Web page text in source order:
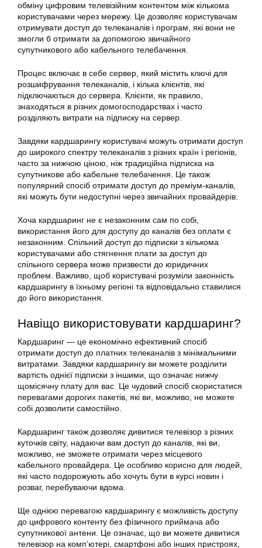
обміну цифровим телевізійним контентом між кількома
користувачами через мережу. Це дозволяє користувачам
отримувати доступ до телеканалів і програм, які вони не
змогли б отримати за допомогою звичайного
супутникового або кабельного телебачення.
Процес включає в себе сервер, який містить ключі для
розшифрування телеканалів, і кілька клієнтів, які
підключаються до сервера. Клієнти, як правило,
знаходяться в різних домогосподарствах і часто
розділяють витрати на підписку на сервер.
Завдяки кардшарингу користувачі можуть отримати доступ
до широкого спектру телеканалів з різних країн і регіонів,
часто за нижчою ціною, ніж традиційна підписка на
супутникове або кабельне телебачення. Це також
популярний спосіб отримати доступ до преміум-каналів,
які можуть бути недоступні через звичайних провайдерів.
Хоча кардшаринг не є незаконним сам по собі,
використання його для доступу до каналів без оплати є
незаконним. Спільний доступ до підписки з кількома
користувачами або стягнення плати за доступ до
спільного сервера може призвести до юридичних
проблем. Важливо, щоб користувачі розуміли законність
кардшарингу в їхньому регіоні та відповідально ставилися
до його використання.
Навіщо використовувати кардшаринг?
Кардшаринг — це економічно ефективний спосіб
отримати доступ до платних телеканалів з мінімальними
витратами. Завдяки кардшарингу ви можете розділити
вартість однієї підписки з іншими, що означає нижчу
щомісячну плату для вас. Це чудовий спосіб скористатися
перевагами дорогих пакетів, які ви, можливо, не можете
собі дозволити самостійно.
Кардшаринг також дозволяє дивитися телевізор з різних
куточків світу, надаючи вам доступ до каналів, які ви,
можливо, не зможете отримати через місцевого
кабельного провайдера. Це особливо корисно для людей,
які часто подорожують або хочуть бути в курсі новин і
розваг, перебуваючи вдома.
Ще однією перевагою кардшарингу є можливість доступу
до цифрового контенту без фізичного приймача або
супутникової антени. Це означає, що ви можете дивитися
телевізор на комп’ютері, смартфоні або інших пристроях,